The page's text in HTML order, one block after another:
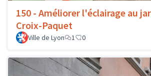
150 - Améliorer l'éclairage au
Croix-Paquet
Ville de Lyon 1 0